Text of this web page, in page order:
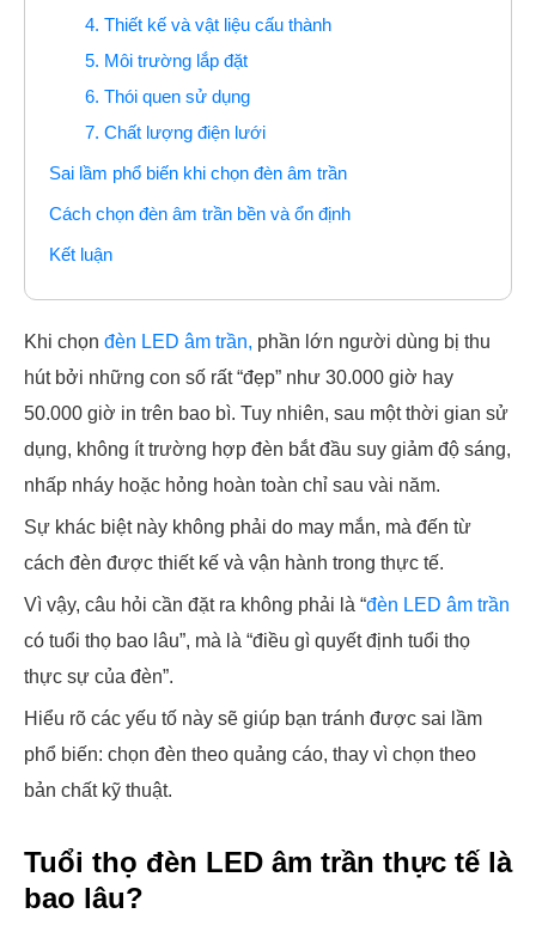
4. Thiết kế và vật liệu cấu thành
5. Môi trường lắp đặt
6. Thói quen sử dụng
7. Chất lượng điện lưới
Sai lầm phổ biến khi chọn đèn âm trần
Cách chọn đèn âm trần bền và ổn định
Kết luận
Khi chọn đèn LED âm trần, phần lớn người dùng bị thu
hút bởi những con số rất “đẹp” như 30.000 giờ hay
50.000 giờ in trên bao bì. Tuy nhiên, sau một thời gian sử
dụng, không ít trường hợp đèn bắt đầu suy giảm độ sáng,
nhấp nháy hoặc hỏng hoàn toàn chỉ sau vài năm.
Sự khác biệt này không phải do may mắn, mà đến từ
cách đèn được thiết kế và vận hành trong thực tế.
Vì vậy, câu hỏi cần đặt ra không phải là “đèn LED âm trần
có tuổi thọ bao lâu”, mà là “điều gì quyết định tuổi thọ
thực sự của đèn”.
Hiểu rõ các yếu tố này sẽ giúp bạn tránh được sai lầm
phổ biến: chọn đèn theo quảng cáo, thay vì chọn theo
bản chất kỹ thuật.
Tuổi thọ đèn LED âm trần thực tế là
bao lâu?